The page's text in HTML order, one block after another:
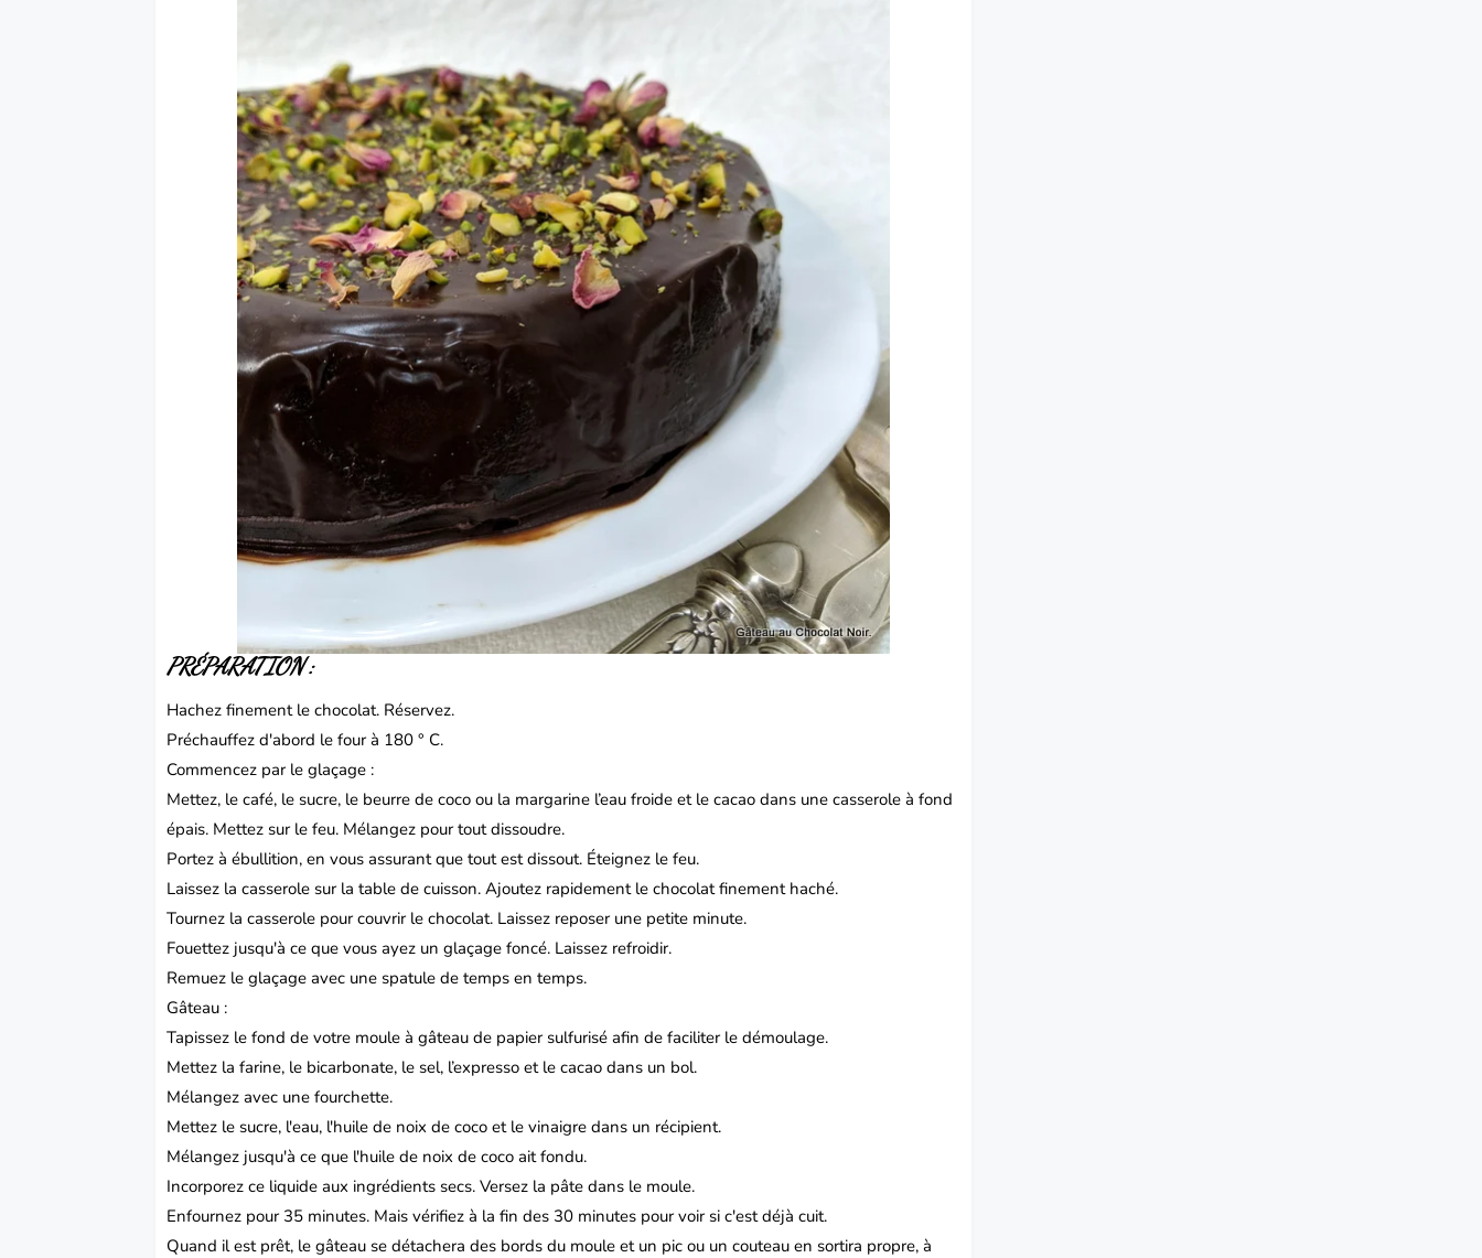
PRÉPARATION:
Hachez finement le chocolat. Réservez.
Préchauffez d'abord le four à 180 ° C.
Commencez par le glaçage :
Mettez, le café, le sucre, le beurre de coco ou la margarine l’eau froide et le cacao dans une casserole à fond
épais. Mettez sur le feu. Mélangez pour tout dissoudre.
Portez à ébullition, en vous assurant que tout est dissout. Éteignez le feu.
Laissez la casserole sur la table de cuisson.Ajoutez rapidement le chocolat finement haché.
Tournez la casserole pour couvrir le chocolat. Laissez reposer une petite minute.
Fouettez jusqu'à ce que vous ayez un glaçage foncé. Laissez refroidir.
Remuez le glaçage avec une spatule de temps en temps.
Gâteau :
Tapissez le fond de votre moule à gâteau de papier sulfurisé afin de faciliter le démoulage.
Mettez la farine, le bicarbonate, le sel, l’expresso et le cacao dans un bol.
Mélangez avec une fourchette.
Mettez le sucre, l'eau, l'huile de noix de coco et le vinaigre dans un récipient.
Mélangez jusqu'à ce que l'huile de noix de coco ait fondu.
Incorporez ce liquide aux ingrédients secs.Versez la pâte dans le moule.
Enfournez pour 35 minutes. Mais vérifiez à la fin des 30 minutes pour voir si c'est déjà cuit.
Quand il est prêt, le gâteau se détachera des bords du moule et un pic ou un couteau en sortira propre, à